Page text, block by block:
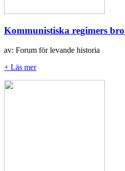
Kommunistiska regimers
av: Forum för levande historia
+ Läs mer